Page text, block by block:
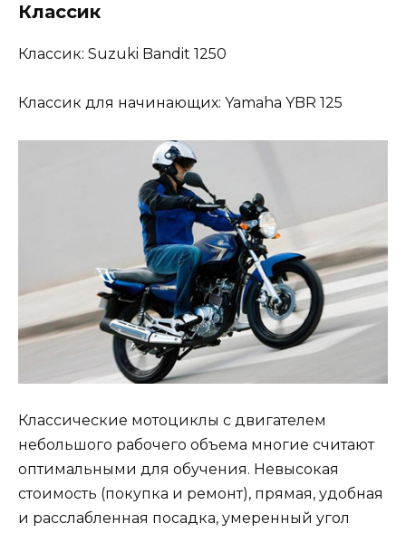
Классик
Классик: Suzuki Bandit 1250
Классик для начинающих: Yamaha YBR 125
Классические мотоциклы с двигателем
небольшого рабочего объема многие считают
оптимальными для обучения. Невысокая
стоимость (покупка и ремонт), прямая, удобная
и расслабленная посадка, умеренный угол